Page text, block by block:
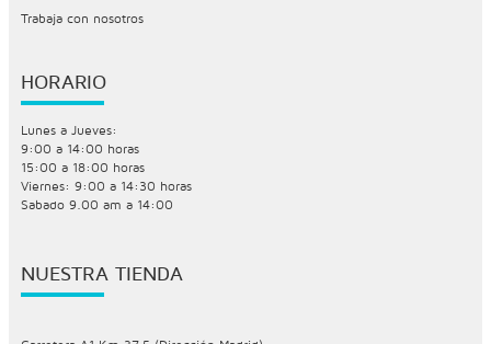
Trabaja con nosotros
HORARIO
Lunes a Jueves:
9:00 a 14:00 horas
15:00 a 18:00 horas
Viernes: 9:00 a 14:30 horas
Sabado 9.00 am a 14:00
NUESTRA TIENDA